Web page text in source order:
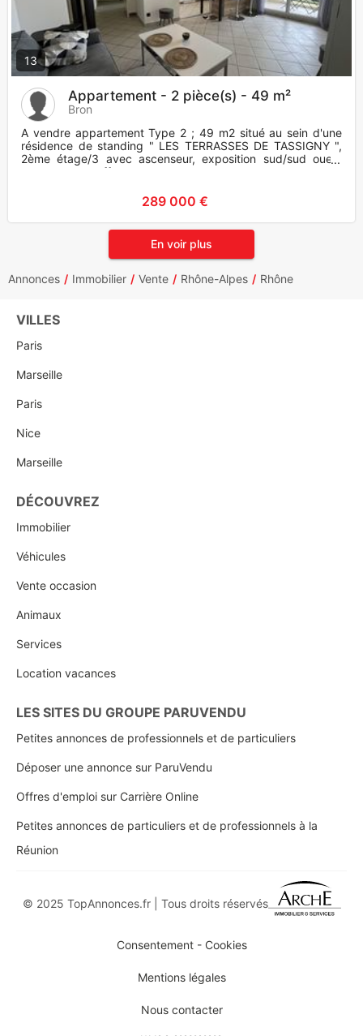
13
Appartement - 2 pièce(s) - 49 m²
Bron
A vendre appartement Type 2 ; 49 m2 situé au sein d'une
résidence de standing " LES TERRASSES DE TASSIGNY ",
2ème étage/3 avec ascenseur, exposition sud/sud ouest
avec terrasse off
289 000 €
En voir plus
Annonces Immobilier Vente Rhône-Alpes Rhône
VILLES
Paris
Marseille
Paris
Nice
Marseille
DÉCOUVREZ
Immobilier
Véhicules
Vente occasion
Animaux
Services
Location vacances
LES SITES DU GROUPE PARUVENDU
Petites annonces de professionnels et de particuliers
Déposer une annonce sur ParuVendu
Offres d'emploi sur Carrière Online
Petites annonces de particuliers et de professionnels à la
Réunion
© 2025 TopAnnonces.fr | Tous droits réservés
Consentement - Cookies
Mentions légales
Nous contacter